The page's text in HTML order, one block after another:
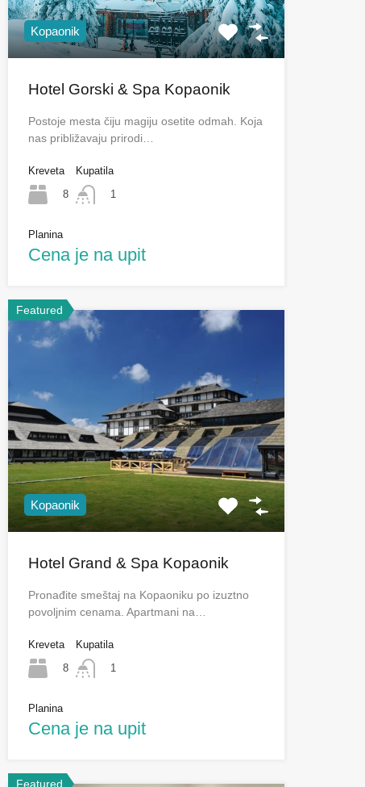
Kopaonik
Hotel Gorski & Spa Kopaonik
Postoje mesta čiju magiju osetite odmah. Koja
Kreveta
Kupatila
Planina
Cena je na upit
Featured
Kopaonik
Hotel Grand & Spa Kopaonik
Pronađite smeštaj na Kopaoniku po izuztno
Kreveta
Kupatila
Planina
Cena je na upit